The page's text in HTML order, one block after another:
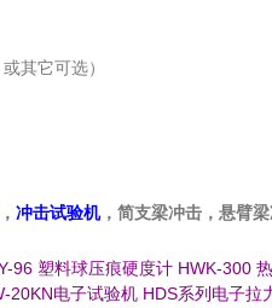
其它可选）
， 冲击试验机，简支梁冲击，悬臂
96 塑料球压痕硬度计 HWK-300
20KN电子试验机 HDS系列电子拉